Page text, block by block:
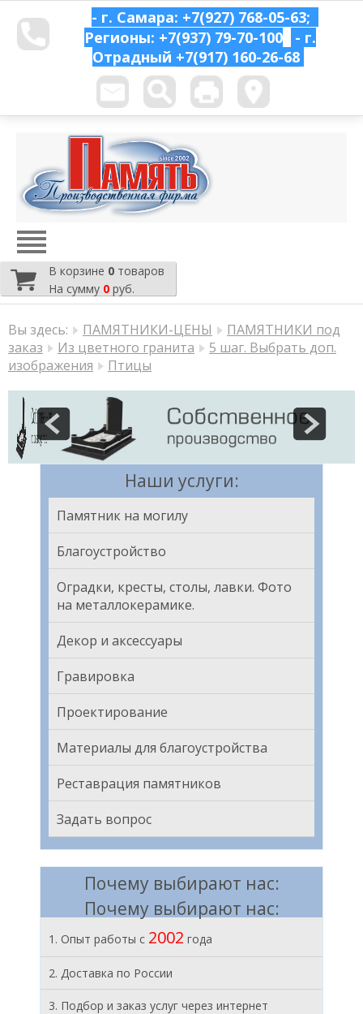
- г. Самара: +7(927) 768-05-63;
Регионы: +7(937) 79-70-100
- г.
Отрадный +7(917) 160-26-68
В корзине 0 товаров
На сумму 0 руб.
Вы здесь: ПАМЯТНИКИ-ЦЕНЫ
ПАМЯТНИКИ под
заказ
Из цветного гранита
5 шаг. Выбрать доп.
изображения
Птицы
Наши услуги:
Памятник на могилу
Благоустройство
Оградки, кресты, столы, лавки. Фото
на металлокерамике.
Декор и аксессуары
Гравировка
Проектирование
Материалы для благоустройства
Реставрация памятников
Задать вопрос
Почему выбирают нас:
Почему выбирают нас:
1. Опыт работы с 2002 года
2. Доставка по России
3. Подбор и заказ услуг через интернет